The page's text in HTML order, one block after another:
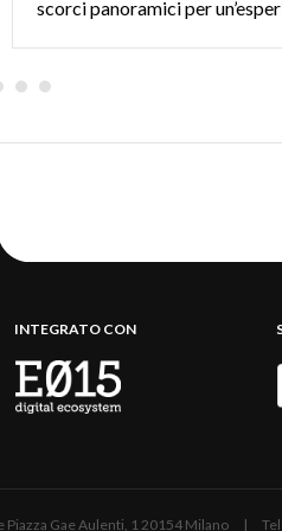
INTEGRATO CON
Piazza Gae Aulenti, 1 20154 Milano |